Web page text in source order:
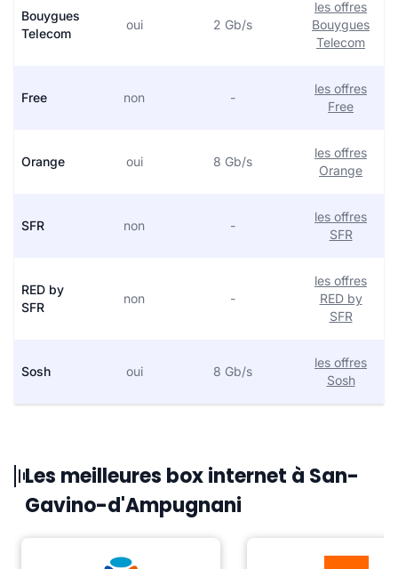
Bouygues
Telecom
oui 2 Gb/s
les offres
Bouygues
Telecom
Free non -
les offres
Free
Orange oui 8 Gb/s
les offres
Orange
SFR non -
les offres
SFR
RED by
SFR
non -
les offres
RED by
SFR
Sosh oui 8 Gb/s
les offres
Sosh
Les meilleures box internet à San-
Gavino-d'Ampugnani